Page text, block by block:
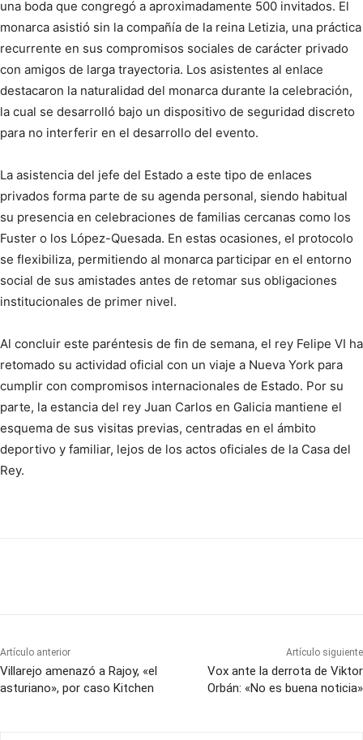
una boda que congregó a aproximadamente 500 invitados. El
monarca asistió sin la compañía de la reina Letizia, una práctica
recurrente en sus compromisos sociales de carácter privado
con amigos de larga trayectoria. Los asistentes al enlace
destacaron la naturalidad del monarca durante la celebración,
la cual se desarrolló bajo un dispositivo de seguridad discreto
para no interferir en el desarrollo del evento.
La asistencia del jefe del Estado a este tipo de enlaces
privados forma parte de su agenda personal, siendo habitual
su presencia en celebraciones de familias cercanas como los
Fuster o los López-Quesada. En estas ocasiones, el protocolo
se flexibiliza, permitiendo al monarca participar en el entorno
social de sus amistades antes de retomar sus obligaciones
institucionales de primer nivel.
Al concluir este paréntesis de fin de semana, el rey Felipe VI ha
retomado su actividad oficial con un viaje a Nueva York para
cumplir con compromisos internacionales de Estado. Por su
parte, la estancia del rey Juan Carlos en Galicia mantiene el
esquema de sus visitas previas, centradas en el ámbito
deportivo y familiar, lejos de los actos oficiales de la Casa del
Rey.
Artículo anterior
Villarejo amenazó a Rajoy, «el
asturiano», por caso Kitchen
Artículo siguiente
Vox ante la derrota de Viktor
Orbán: «No es buena noticia»